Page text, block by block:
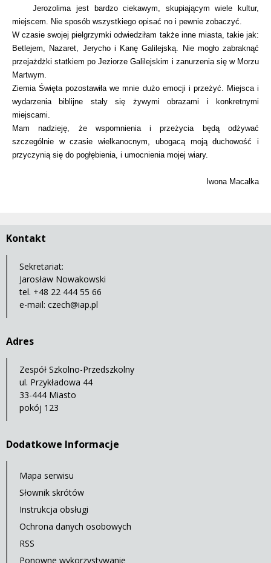
Jerozolima jest bardzo ciekawym, skupiającym wiele kultur,
miejscem. Nie sposób wszystkiego opisać no i pewnie zobaczyć.
W czasie swojej pielgrzymki odwiedziłam także inne miasta, takie jak:
Betlejem, Nazaret, Jerycho i Kanę Galilejską. Nie mogło zabraknąć
przejażdżki statkiem po Jeziorze Galilejskim i zanurzenia się w Morzu
Martwym.
Ziemia Święta pozostawiła we mnie dużo emocji i przeżyć. Miejsca i
wydarzenia biblijne stały się żywymi obrazami i konkretnymi
miejscami.
Mam nadzieję, że wspomnienia i przeżycia będą odżywać
szczególnie w czasie wielkanocnym, ubogacą moją duchowość i
przyczynią się do pogłębienia, i umocnienia mojej wiary.
Iwona Macałka
Kontakt
Sekretariat:
Jarosław Nowakowski
tel. +48 22 444 55 66
e-mail: czech@iap.pl
Adres
Zespół Szkolno-Przedszkolny
ul. Przykładowa 44
33-444 Miasto
pokój 123
Dodatkowe Informacje
Mapa serwisu
Słownik skrótów
Instrukcja obsługi
Ochrona danych osobowych
RSS
Ponowne wykorzystywanie